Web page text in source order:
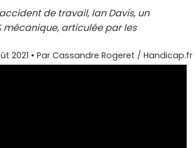
de travail, Ian Davis, un
mécanique, articulée par les
2021 • Par Cassandre Rogeret / Handicap.fr